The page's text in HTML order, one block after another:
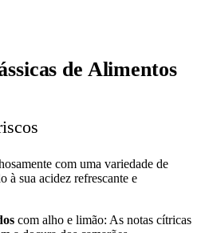
de Alimentos
com uma variedade de
à sua acidez refrescante e
com alho e limão: As notas cítricas